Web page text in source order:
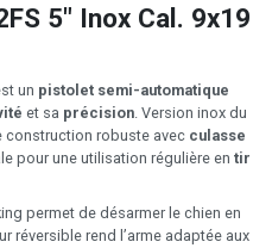
5" Inox Cal. 9x19
un pistolet semi-automatique
et sa précision. Version inox du
construction robuste avec culasse
pour une utilisation régulière en tir
permet de désarmer le chien en
réversible rend l’arme adaptée aux